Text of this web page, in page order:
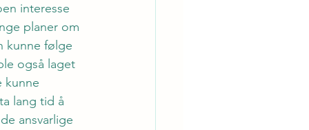
interesse
planer om
kunne følge
også laget
kunne
lang tid å
ansvarlige